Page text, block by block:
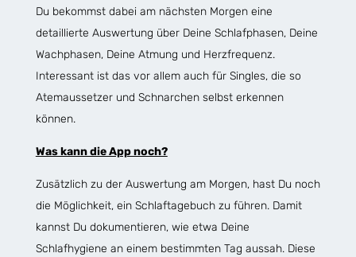
Du bekommst dabei am nächsten Morgen eine
detaillierte Auswertung über Deine Schlafphasen, Deine
Wachphasen, Deine Atmung und Herzfrequenz.
Interessant ist das vor allem auch für Singles, die so
Atemaussetzer und Schnarchen selbst erkennen
können.
Was kann die App noch?
Zusätzlich zu der Auswertung am Morgen, hast Du noch
die Möglichkeit, ein Schlaftagebuch zu führen. Damit
kannst Du dokumentieren, wie etwa Deine
Schlafhygiene an einem bestimmten Tag aussah. Diese